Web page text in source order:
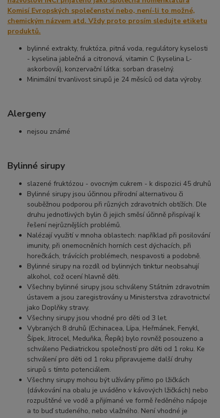
bylinné extrakty, fruktóza, pitná voda, regulátory kyselosti
- kyselina jablečná a citronová, vitamin C (kyselina L-
askorbová), konzervační látka: sorban draselný.
Minimální trvanlivost sirupů je 24 měsíců od data výroby.
Alergeny
nejsou známé
Bylinné sirupy
slazené fruktózou - ovocným cukrem - k dispozici 45 druhů
Bylinné sirupy jsou účinnou přírodní alternativou či
souběžnou podporou při různých zdravotních obtížích. Dle
druhu jednotlivých bylin či jejich směsí účinně přispívají k
řešení nejrůznějších problémů.
Nalézají využití v mnoha oblastech: například při posilování
imunity, při onemocněních horních cest dýchacích, při
horečkách, trávících problémech, nespavosti a podobně.
Bylinné sirupy na rozdíl od bylinných tinktur neobsahují
alkohol, což ocení hlavně děti.
Všechny bylinné sirupy jsou schváleny Státním zdravotním
ústavem a jsou zaregistrovány u Ministerstva zdravotnictví
jako Doplňky stravy.
Všechny sirupy jsou vhodné pro děti od 3 let.
Vybraných 8 druhů (Echinacea, Lípa, Heřmánek, Fenykl,
Šípek, Jitrocel, Meduňka, Řepík) bylo rovněž posouzeno a
schváleno Pediatrickou společností pro děti od 1 roku. Ke
schválení pro děti od 1 roku připravujeme další druhy
sirupů s tímto potenciálem.
Všechny sirupy mohou být užívány přímo po lžičkách
(dávkování na obalu je uváděno v kávových lžičkách) nebo
rozpuštěné ve vodě a přijímané ve formě ředěného nápoje
a to buď studeného, nebo vlažného. Není vhodné je